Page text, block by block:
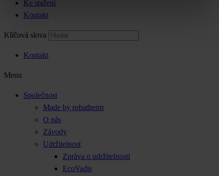
Ke stažení
Kontakt
Klíčová slova
Kontakt
Menu
Společnost
Made by robatherm
O nás
Závody
Udržitelnost
Zpráva o udržitelnosti
EcoVadis